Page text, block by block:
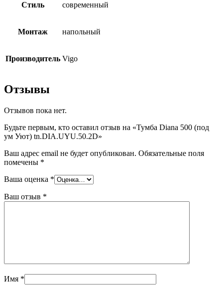
Стиль современный
Монтаж напольный
Производитель Vigo
Отзывы
Отзывов пока нет.
Будьте первым, кто оставил отзыв на «Тумба Diana 500 (под
ум Уют) tn.DIA.UYU.50.2D»
Ваш адрес email не будет опубликован. Обязательные поля
помечены *
Ваша оценка *
Ваш отзыв *
Имя *